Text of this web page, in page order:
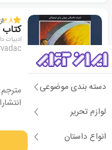
دسته بندی موضوعی
لوازم تحریر
انواع داستان
3.8از
کتاب
ادبیات
مترجم:
جزئیات